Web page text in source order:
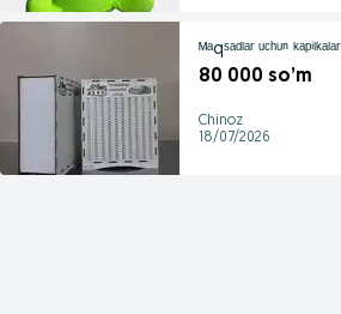
ᴹᵃqˢᵃᵈˡᵃʳ ᵘᶜʰᵘⁿ ᵏᵃᵖⁱˡᵏᵃˡᵃʳ
80 000 so’m
Chinoz
18/07/2026